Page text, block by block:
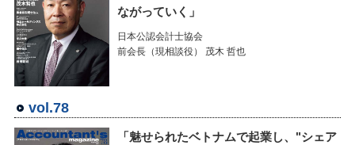
ながっていく」
日本公認会計士協会
前会長（現相談役） 茂木 哲也
vol.78
「魅せられたベトナムで起業し、"シェア